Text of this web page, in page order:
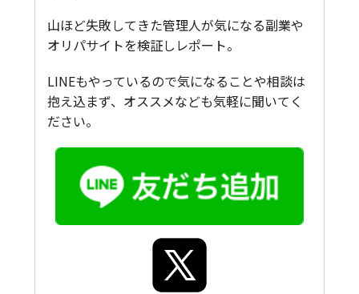
山ほど失敗してきた管理人が気になる副業や
オリパサイトを検証しレポート。
LINEもやっているので気になることや相談は
抱え込まず、オススメなども気軽に聞いてく
ださい。